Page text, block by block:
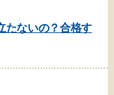
たないの？合格す